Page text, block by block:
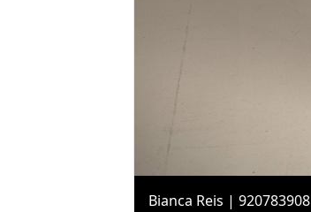
Bianca Reis | 920783908